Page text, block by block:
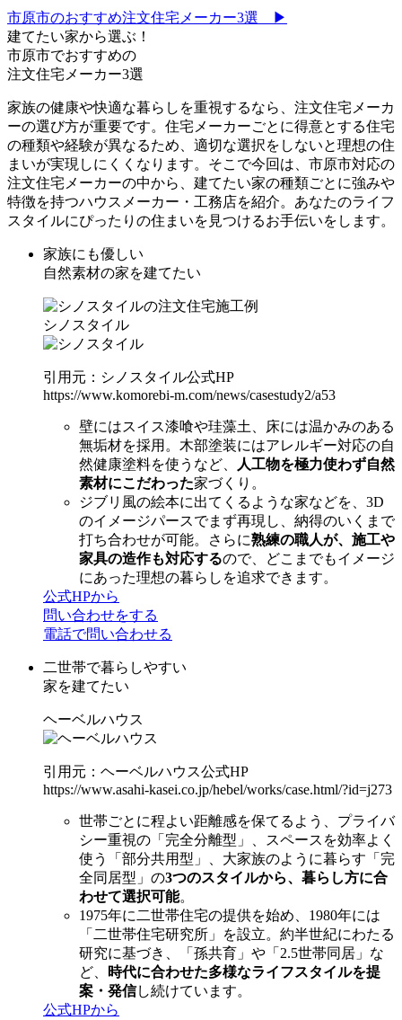
市原市のおすすめ注文住宅メーカー3選 ▶
建てたい家から選ぶ！
市原市でおすすめの
注文住宅メーカー3選
家族の健康や快適な暮らしを重視するなら、注文住宅メーカ
ーの選び方が重要です。住宅メーカーごとに得意とする住宅
の種類や経験が異なるため、適切な選択をしないと理想の住
まいが実現しにくくなります。そこで今回は、市原市対応の
注文住宅メーカーの中から、建てたい家の種類ごとに強みや
特徴を持つハウスメーカー・工務店を紹介。あなたのライフ
スタイルにぴったりの住まいを見つけるお手伝いをします。
家族にも優しい
自然素材の家を建てたい
シノスタイル
引用元：シノスタイル公式HP
https://www.komorebi-m.com/news/casestudy2/a53
壁にはスイス漆喰や珪藻土、床には温かみのある
無垢材を採用。木部塗装にはアレルギー対応の自
然健康塗料を使うなど、
人工物を極力使わず自然
素材にこだわった家づくり。
ジブリ風の絵本に出てくるような家などを、3D
のイメージパースでまず再現し、納得のいくまで
打ち合わせが可能。さらに熟練の職人が、施工や
家具の造作も対応するので、どこまでもイメージ
にあった理想の暮らしを追求できます。
公式HPから
問い合わせをする
電話で問い合わせる
二世帯で暮らしやすい
家を建てたい
ヘーベルハウス
引用元：ヘーベルハウス公式HP
https://www.asahi-kasei.co.jp/hebel/works/case.html/?id=j273
世帯ごとに程よい距離感を保てるよう、プライバ
シー重視の「完全分離型」、スペースを効率よく
使う「部分共用型」、大家族のように暮らす「完
全同居型」の3つのスタイルから、暮らし方に合
わせて選択可能。
1975年に二世帯住宅の提供を始め、1980年には
「二世帯住宅研究所」を設立。約半世紀にわたる
研究に基づき、「孫共育」や「2.5世帯同居」な
ど、
時代に合わせた多様なライフスタイルを提
案・発信し続けています。
公式HPから